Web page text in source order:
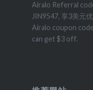
Airalo Referral
JIN9547, 享3美元
Airalo coupon
can get $3 off.